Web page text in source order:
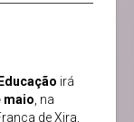
irá
maio , na
de Xira,